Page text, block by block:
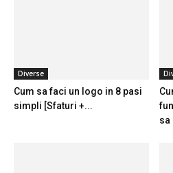
Diverse
Cum sa faci un logo in 8 pasi
simpli [Sfaturi +...
sa